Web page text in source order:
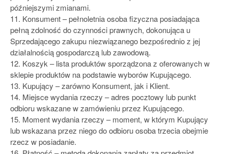
późniejszymi zmianami.
11. Konsument – pełnoletnia osoba fizyczna posiadająca
pełną zdolność do czynności prawnych, dokonująca u
Sprzedającego zakupu niezwiązanego bezpośrednio z jej
działalnością gospodarczą lub zawodową.
12. Koszyk – lista produktów sporządzona z oferowanych w
sklepie produktów na podstawie wyborów Kupującego.
13. Kupujący – zarówno Konsument, jak i Klient.
14. Miejsce wydania rzeczy – adres pocztowy lub punkt
odbioru wskazane w zamówieniu przez Kupującego.
15. Moment wydania rzeczy – moment, w którym Kupujący
lub wskazana przez niego do odbioru osoba trzecia obejmie
rzecz w posiadanie.